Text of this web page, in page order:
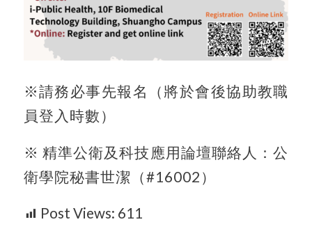
※請務必事先報名（將於會後協助教職
員登入時數）
※ 精準公衛及科技應用論壇聯絡人：公
衛學院秘書世潔（#16002）
Post Views: 611